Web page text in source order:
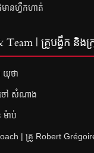
ានហ្វឹកហាត់
| គ្រូបង្វឹក និងក្
យុថា
ចៅ សំណាង
ម៉ាប់
| គ្រូ Robert